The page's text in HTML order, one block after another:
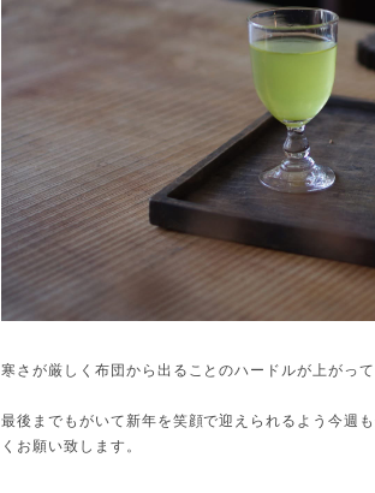
寒さが厳しく布団から出ることのハードルが上がっ
最後までもがいて新年を笑顔で迎えられるよう今週
くお願い致します。